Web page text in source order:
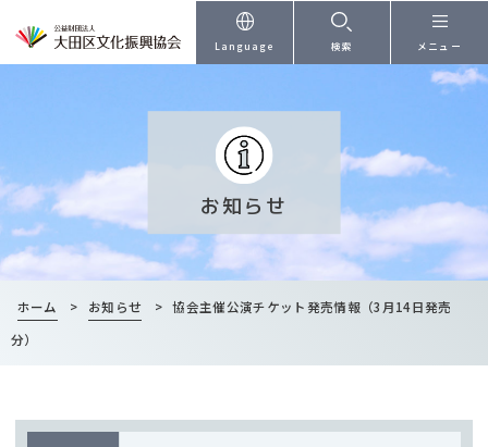
本文へ
Language 検索 メニュー
お知らせ
ホーム > お知らせ > 協会主催公演チケット発売情報（3月14日発売
分）